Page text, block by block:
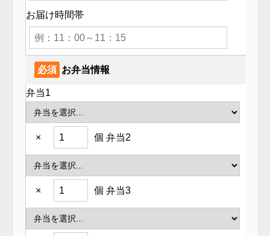
お届け時間帯
必須 お弁当情報
弁当1
× 個 弁当2
× 個 弁当3